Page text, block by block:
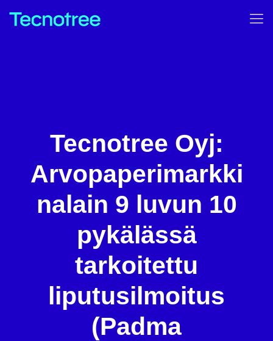
Tecnotree Oyj:
Arvopaperimarkki
nalain 9 luvun 10
pykälässä
tarkoitettu
liputusilmoitus
(Padma